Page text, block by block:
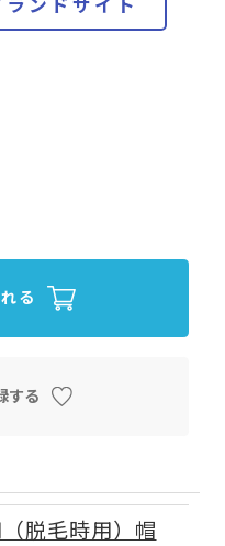
る
する
脱毛時用）帽
ンドサイト